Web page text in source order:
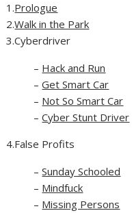
1.Prologue
2.Walk in the Park
3.Cyberdriver
– Hack and Run
–Get Smart Car
– Not So Smart Car
–Cyber Stunt Driver
4.False Profits
–Sunday Schooled
– Mindfuck
– Missing Persons